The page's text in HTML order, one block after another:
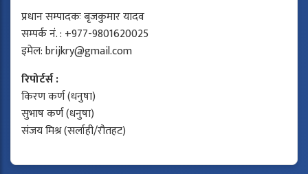
प्रधान सम्पादकः बृजकुमार यादव
सम्पर्क नं. : +977-9801620025
इमेल:brijkry@gmail.com
रिपोर्टर्स :
किरण कर्ण (धनुषा)
सुभाष कर्ण (धनुषा)
संजय मिश्र (सर्लाही/रौतहट)